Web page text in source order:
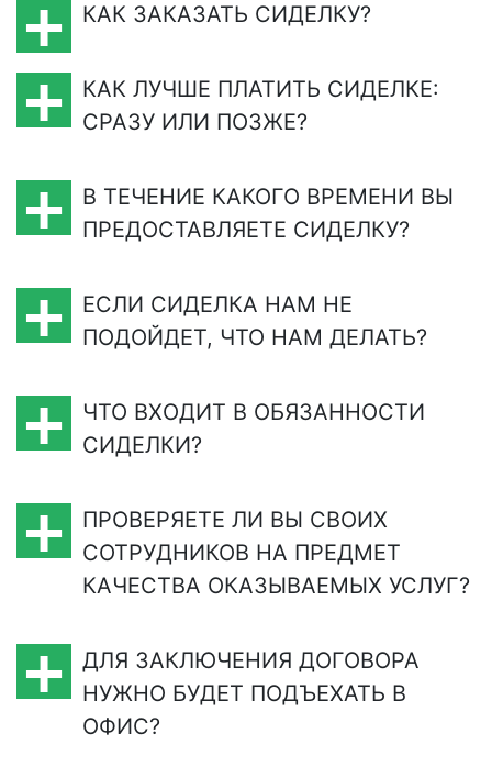
КАК ЗАКАЗАТЬ СИДЕЛКУ?
КАК ЛУЧШЕ ПЛАТИТЬ СИДЕЛКЕ:
СРАЗУ ИЛИ ПОЗЖЕ?
В ТЕЧЕНИЕ КАКОГО ВРЕМЕНИ ВЫ
ПРЕДОСТАВЛЯЕТЕ СИДЕЛКУ?
ЕСЛИ СИДЕЛКА НАМ НЕ
ПОДОЙДЕТ, ЧТО НАМ ДЕЛАТЬ?
ЧТО ВХОДИТ В ОБЯЗАННОСТИ
СИДЕЛКИ?
ПРОВЕРЯЕТЕ ЛИ ВЫ СВОИХ
СОТРУДНИКОВ НА ПРЕДМЕТ
КАЧЕСТВА ОКАЗЫВАЕМЫХ УСЛУГ?
ДЛЯ ЗАКЛЮЧЕНИЯ ДОГОВОРА
НУЖНО БУДЕТ ПОДЪЕХАТЬ В
ОФИС?